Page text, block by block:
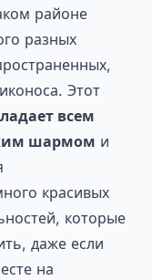
районе
разных
Этот
всем
шармом и
красивых
которые
даже если
на